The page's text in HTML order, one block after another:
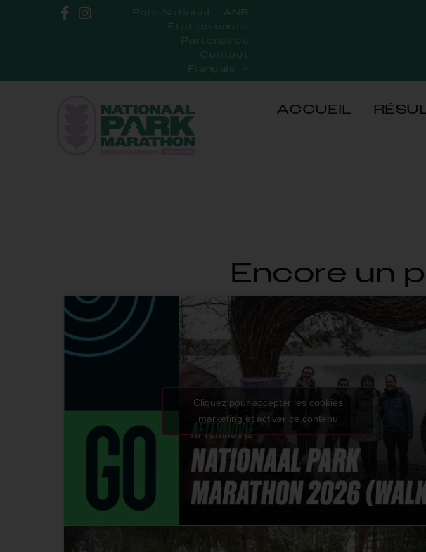
Parc National
ANB
État de santé
Partenaires
Contact
Français
ACCUEIL
Encore un
Cliquez pour accepter les cookies
marketing et activer ce contenu